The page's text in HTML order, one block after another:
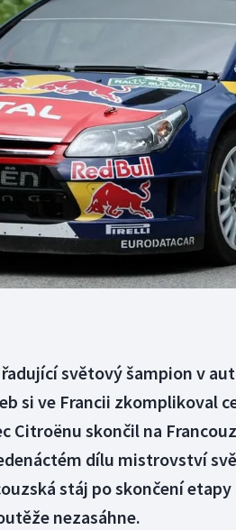
Plavání
Plážový
světový šampion v
si ve Francii zkomplikoval
Citroënu skončil na
dílu mistrovství
stáj po skončení
nezasáhne.